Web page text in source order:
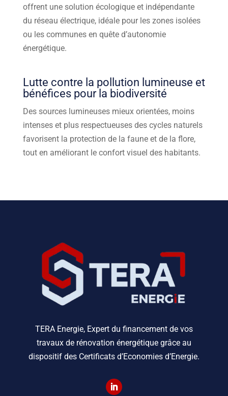
offrent une solution écologique et indépendante
du réseau électrique, idéale pour les zones isolées
ou les communes en quête d’autonomie
énergétique.
Lutte contre la pollution lumineuse et
bénéfices pour la biodiversité
Des sources lumineuses mieux orientées, moins
intenses et plus respectueuses des cycles naturels
favorisent la protection de la faune et de la flore,
tout en améliorant le confort visuel des habitants.
TERA Energie, Expert du financement de vos
travaux de rénovation énergétique grâce au
dispositif des Certificats d’Economies d’Energie.